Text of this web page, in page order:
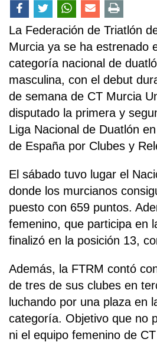
La Federación de Triatlón
Murcia ya se ha estrenado
categoría nacional de
masculina, con el debut
de semana de CT Murcia
disputado la primera y
Liga Nacional de Duatlón
de España por Clubes y
El sábado tuvo lugar el
donde los murcianos
puesto con 659 puntos.
femenino, que participa en
finalizó en la posición 13,
Además, la FTRM contó
de tres de sus clubes en
luchando por una plaza en
categoría. Objetivo que no
ni el equipo femenino de